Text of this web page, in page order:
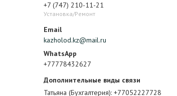
+7 (747) 210-11-21
Установка/Ремонт
kazholod.kz@mail.ru
+77778432627
Татьяна (Бухгалтерия) +77052227728